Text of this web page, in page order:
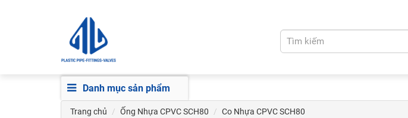
Danh mục sản phẩm
Trang chủ Ống Nhựa CPVC SCH80 Co Nhựa CPVC SCH80